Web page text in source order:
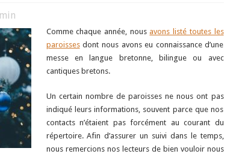
min
Comme chaque année, nousavons listé toutes les
paroissesdont nous avons eu connaissance d’une
messe en langue bretonne, bilingue ou avec
cantiques bretons.
Un certain nombre de paroisses ne nous ont pas
indiqué leurs informations, souvent parce que nos
contacts n’étaient pas forcément au courant du
répertoire. Afin d’assurer un suivi dans le temps,
nous remercions nos lecteurs de bien vouloir nous